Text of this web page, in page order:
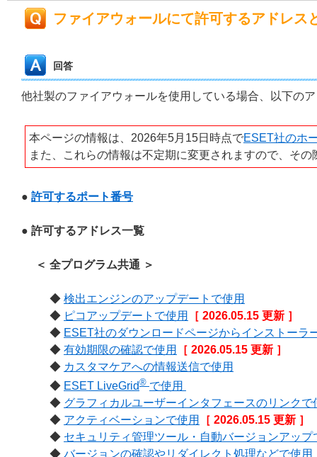
ファイアウォールにて許可するアドレス
回答
他社製のファイアウォールを使用している場合、以下の
本ページの情報は、2026年5月15日時点でESET社のホ
また、これらの情報は不定期に変更されますので、そ
● 許可するポート番号
● 許可するアドレス一覧
＜ 全プログラム共通 ＞
◆ 検出エンジンのアップデートで使用
◆ ピコアップデートで使用
［ 2026.05.15 更新 ］
◆ ESET社のダウンロードページからインストーラ
◆ 有効期限の確認で使用
［ 2026.05.15 更新 ］
◆ カスタマケアへの情報送信で使用
◆ ESET LiveGrid® で使用
◆ グラフィカルユーザーインタフェースのリンクで
◆ アクティベーションで使用
［ 2026.05.15 更新 ］
◆ セキュリティ管理ツール・自動バージョンアップ
◆ バージョンの確認やリダイレクト処理などで使用